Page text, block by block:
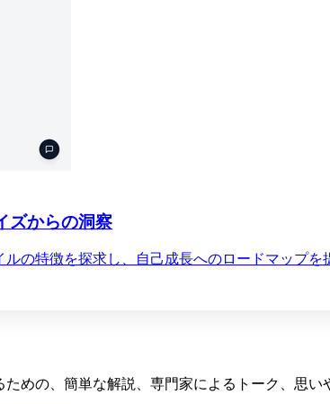
ズからの洞察
の特徴を探求し、自己成長へのロードマップを
めの、簡単な解説、専門家によるトーク、思い